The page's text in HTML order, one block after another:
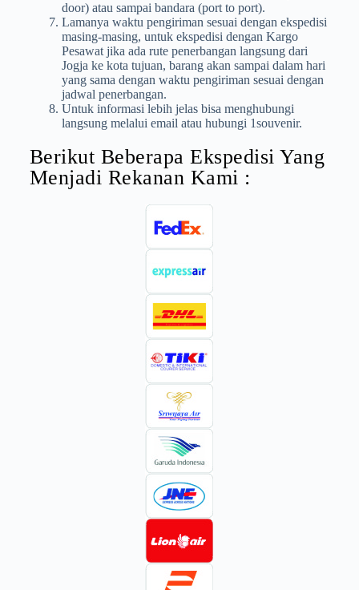
door) atau sampai bandara (port to port).
Lamanya waktu pengiriman sesuai dengan ekspedisi
masing-masing, untuk ekspedisi dengan Kargo
Pesawat jika ada rute penerbangan langsung dari
Jogja ke kota tujuan, barang akan sampai dalam hari
yang sama dengan waktu pengiriman sesuai dengan
jadwal penerbangan.
Untuk informasi lebih jelas bisa menghubungi
langsung melalui email atau hubungi 1souvenir.
Berikut Beberapa Ekspedisi Yang
Menjadi Rekanan Kami :